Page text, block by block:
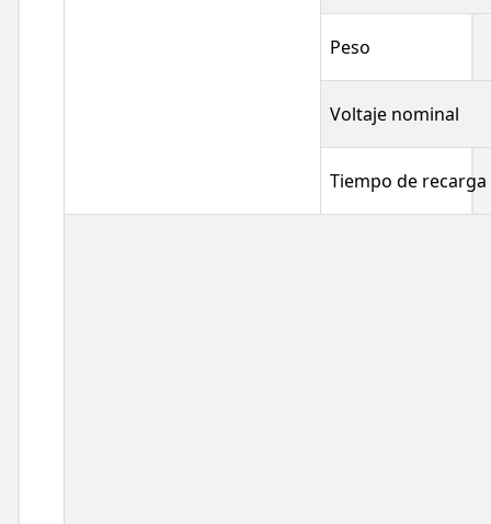
Peso
Voltaje nominal
Tiempo de recarga